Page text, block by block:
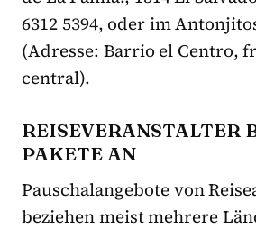
6312 5394, oder im
(Adresse: Barrio el Centro,
central).
REISEVERANSTALTER
PAKETE AN
Pauschalangebote von
beziehen meist mehrere